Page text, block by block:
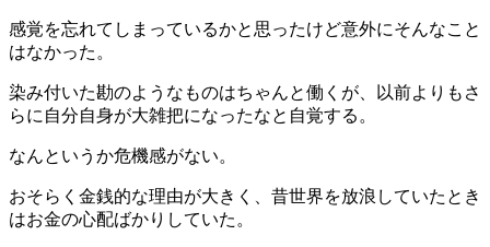
感覚を忘れてしまっているかと思ったけど意外にそんなこと
はなかった。
染み付いた勘のようなものはちゃんと働くが、以前よりもさ
らに自分自身が大雑把になったなと自覚する。
なんというか危機感がない。
おそらく金銭的な理由が大きく、昔世界を放浪していたとき
はお金の心配ばかりしていた。